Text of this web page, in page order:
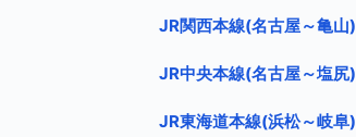
JR関西本線(名古屋～亀山)
JR中央本線(名古屋～塩尻)
JR東海道本線(浜松～岐阜)